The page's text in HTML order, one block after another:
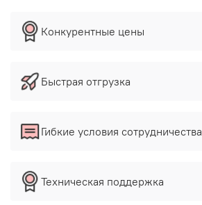
Конкурентные цены
Быстрая отгрузка
Гибкие условия сотрудничества
Техническая поддержка